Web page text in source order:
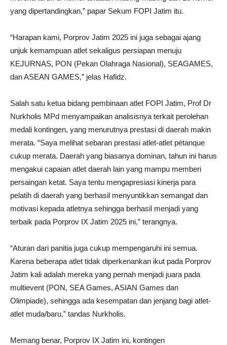
yang dipertandingkan,” papar Sekum FOPI Jatim itu.
“Harapan kami, Porprov Jatim 2025 ini juga sebagai ajang
unjuk kemampuan atlet sekaligus persiapan menuju
KEJURNAS, PON (Pekan Olahraga Nasional), SEAGAMES,
dan ASEAN GAMES,” jelas Hafidz.
Salah satu ketua bidang pembinaan atlet FOPI Jatim, Prof Dr
Nurkholis MPd menyampaikan analisisnya terkait perolehan
medali kontingen, yang menurutnya prestasi di daerah makin
merata. “Saya melihat sebaran prestasi atlet-atlet pétanque
cukup merata. Daerah yang biasanya dominan, tahun ini harus
mengakui capaian atlet daerah lain yang mampu memberi
persaingan ketat. Saya tentu mengapresiasi kinerja para
pelatih di daerah yang berhasil menyuntikkan semangat dan
motivasi kepada atletnya sehingga berhasil menjadi yang
terbaik pada Porprov IX Jatim 2025 ini,” terangnya.
“Aturan dari panitia juga cukup mempengaruhi ini semua.
Karena beberapa atlet tidak diperkenankan ikut pada Porprov
Jatim kali adalah mereka yang pernah menjadi juara pada
multievent (PON, SEA Games, ASIAN Games dan
Olimpiade), sehingga ada kesempatan dan jenjang bagi atlet-
atlet muda/baru,” tandas Nurkholis.
Memang benar, Porprov IX Jatim ini, kontingen